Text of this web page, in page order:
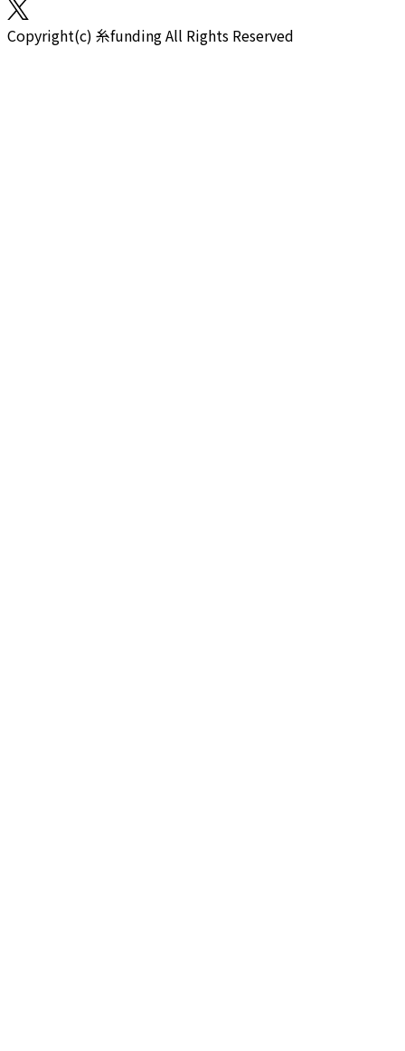
Copyright(c) 糸funding All Rights Reserved